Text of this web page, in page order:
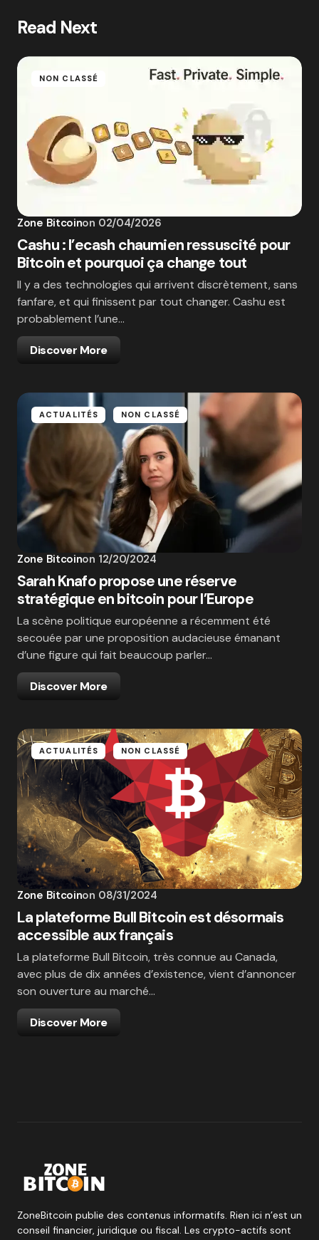
Read Next
NON CLASSÉ
Zone Bitcoinon 02/04/2026
Cashu : l’ecash chaumien ressuscité pour
Bitcoin et pourquoi ça change tout
Il y a des technologies qui arrivent discrètement, sans
fanfare, et qui finissent par tout changer. Cashu est
probablement l’une…
Discover More
ACTUALITÉS NON CLASSÉ
Zone Bitcoinon 12/20/2024
Sarah Knafo propose une réserve
stratégique en bitcoin pour l’Europe
La scène politique européenne a récemment été
secouée par une proposition audacieuse émanant
d’une figure qui fait beaucoup parler…
Discover More
ACTUALITÉS NON CLASSÉ
Zone Bitcoinon 08/31/2024
La plateforme Bull Bitcoin est désormais
accessible aux français
La plateforme Bull Bitcoin, très connue au Canada,
avec plus de dix années d’existence, vient d’annoncer
son ouverture au marché…
Discover More
ZoneBitcoin publie des contenus informatifs. Rien ici n’est un
conseil financier, juridique ou fiscal. Les crypto-actifs sont